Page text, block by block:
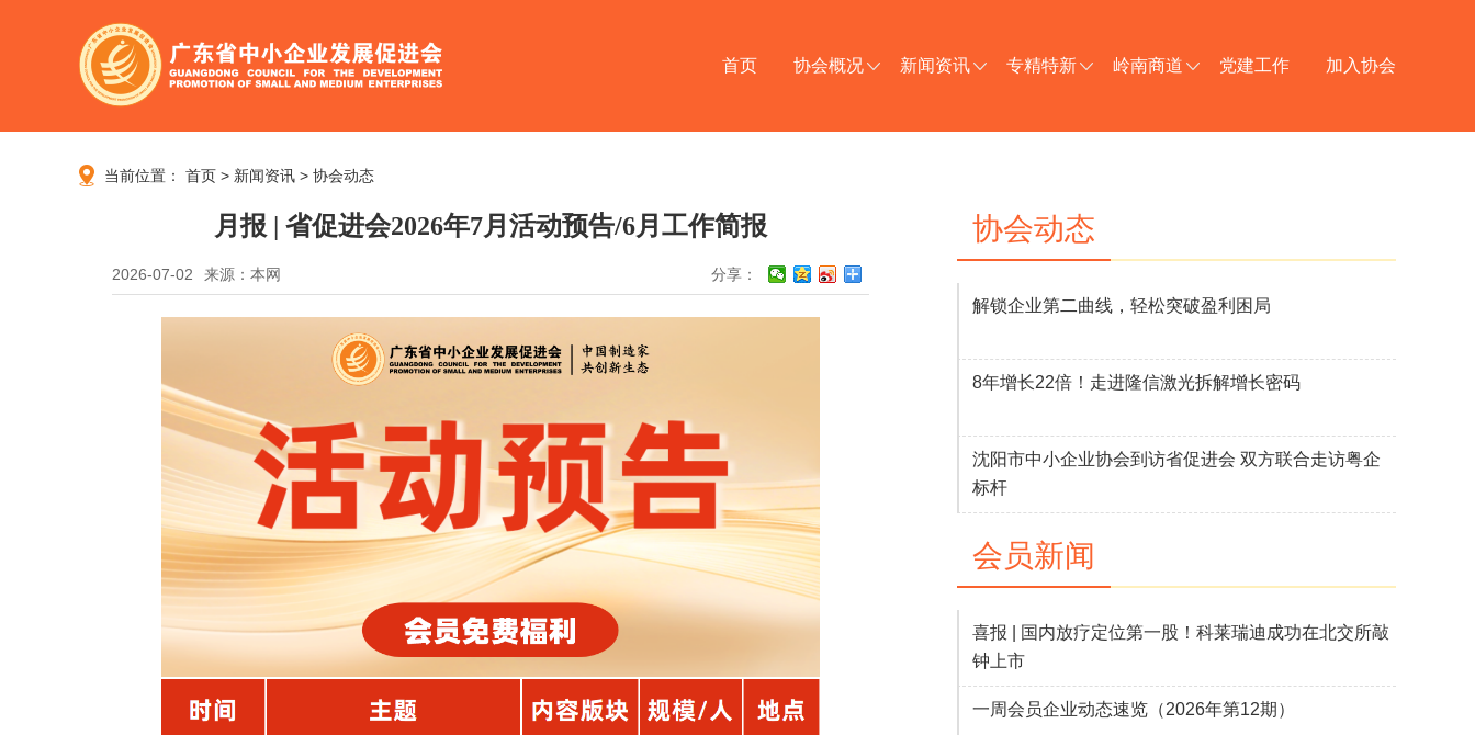
首页 协会概况 新闻资讯 专精特新 岭南商道 党建工作 加入协会
当前位置： 首页 > 新闻资讯 > 协会动态
月报 | 省促进会2026年7月活动预告/6月工作简报
2026-07-02 来源：本网 分享：
协会动态
解锁企业第二曲线，轻松突破盈利困局
8年增长22倍！走进隆信激光拆解增长密码
沈阳市中小企业协会到访省促进会 双方联合走访粤企
标杆
会员新闻
喜报 | 国内放疗定位第一股！科莱瑞迪成功在北交所敲
钟上市
一周会员企业动态速览（2026年第12期）